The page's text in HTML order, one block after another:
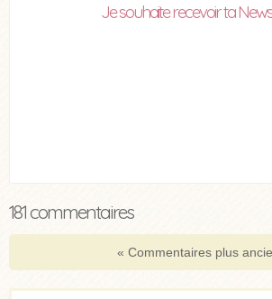
Je souhaite recevoir ta
181 commentaires
« Commentaires plus